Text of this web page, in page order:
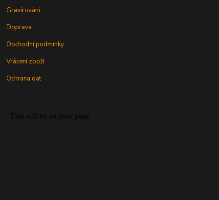
Gravírování
Doprava
Obchodní podmínky
Vrácení zboží
Ochrana dat